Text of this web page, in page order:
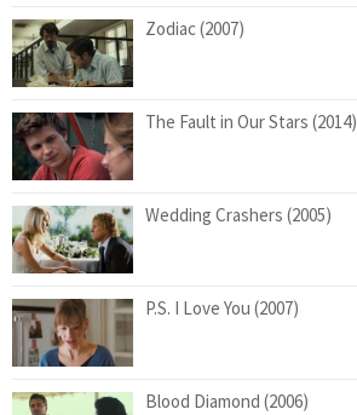
Zodiac (2007)
The Fault in Our Stars (2014)
Wedding Crashers (2005)
P.S. I Love You (2007)
Blood Diamond (2006)